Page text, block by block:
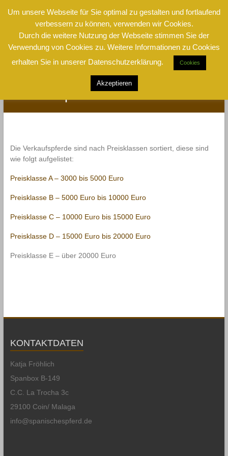
Inhalt
springenSpanisches Pferd
Andalusier – Pura Raza Española – Spanische
Pferde
Verkaufspferde
Die Verkaufspferde sind nach Preisklassen sortiert, diese sind
wie folgt aufgelistet:
Preisklasse A – 3000 bis 5000 Euro
Preisklasse B – 5000 Euro bis 10000 Euro
Preisklasse C – 10000 Euro bis 15000 Euro
Preisklasse D – 15000 Euro bis 20000 Euro
Preisklasse E – über 20000 Euro
KONTAKTDATEN
Katja Fröhlich
Spanbox B-149
C.C. La Trocha 3c
29100 Coin/ Malaga
info@spanischespferd.de
Um unsere Webseite für Sie optimal zu gestalten und fortlaufend
verbessern zu können, verwenden wir Cookies.
Durch die weitere Nutzung der Webseite stimmen Sie der
Verwendung von Cookies zu. Weitere Informationen zu Cookies
erhalten Sie in unserer Datenschutzerklärung.
Cookies
Akzeptieren